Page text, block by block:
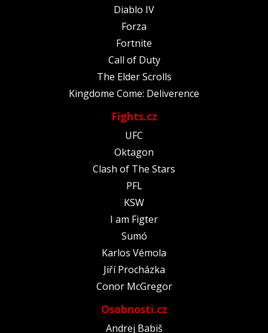
Diablo IV
Forza
Fortnite
Call of Duty
The Elder Scrolls
Kingdome Come: Deliverence
Fights.cz
UFC
Oktagon
Clash of The Stars
PFL
KSW
I am Figter
Sumó
Karlos Vémola
Jiří Procházka
Conor McGregor
Osobnosti.cz
Andrej Babiš